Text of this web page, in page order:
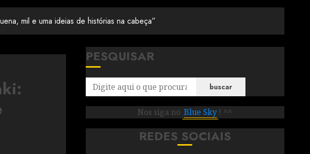
mil e uma ideias de histórias na cabeça”
PESQUISAR
buscar
Nos siga no Blue Sky ! ^^
REDES SOCIAIS